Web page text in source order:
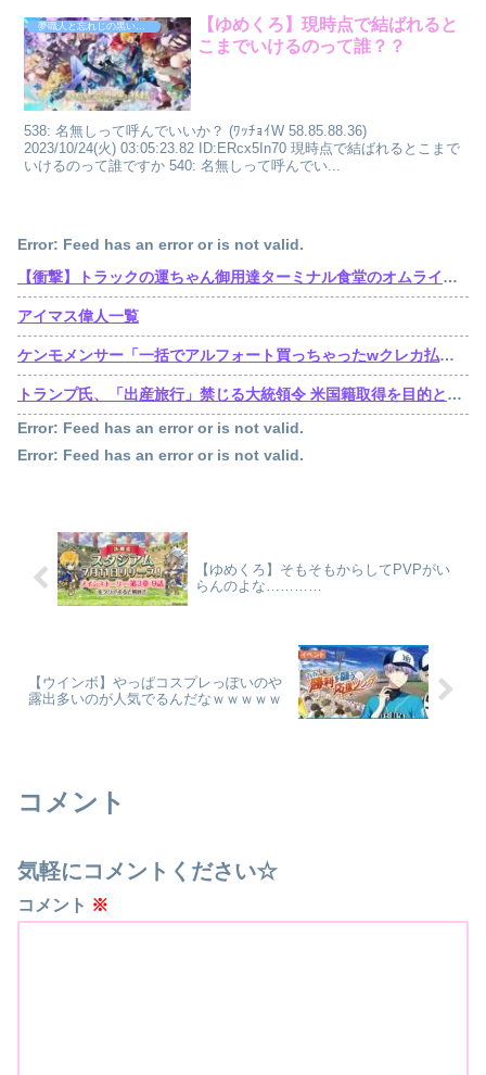
夢職人と忘れじの黒い妖精
【ゆめくろ】現時点で結ばれると
こまでいけるのって誰？？
538: 名無しって呼んでいいか？ (ﾜｯﾁｮｲW 58.85.88.36)
2023/10/24(火) 03:05:23.82 ID:ERcx5In70 現時点で結ばれるとこまで
いけるのって誰ですか 540: 名無しって呼んでい...
Error: Feed has an error or is not valid.
【衝撃】トラックの運ちゃん御用達ターミナル食堂のオムライスが強すぎるｗｗｗｗｗ(※画像あり)
アイマス偉人一覧
ケンモメンサー「一括でアルフォート買っちゃったwクレカ払いで来月の俺ごめんねー」銀行「デビットカードなんで即時引き落としです」
トランプ氏、「出産旅行」禁じる大統領令 米国籍取得を目的とした中国人らの渡米を問題視
Error: Feed has an error or is not valid.
Error: Feed has an error or is not valid.
【ゆめくろ】そもそもからしてPVPがい
らんのよな…………
【ウインボ】やっぱコスプレっぽいのや
露出多いのが人気でるんだなｗｗｗｗｗ
コメント
気軽にコメントください☆
コメント ※